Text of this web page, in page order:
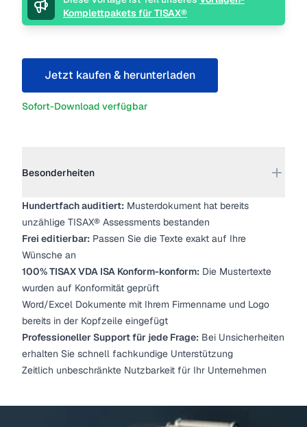
Komplettpakets für TISAX®
Jetzt kaufen & herunterladen
Sofort-Download verfügbar
Besonderheiten
Hundertfach auditiert: Musterdokument hat bereits
unzählige TISAX® Assessments bestanden
Frei editierbar: Passen Sie die Texte exakt auf Ihre
Wünsche an
100% TISAX VDA ISA Konform-konform: Die Mustertexte
wurden auf Konformität geprüft
Word/Excel Dokumente mit Ihrem Firmenname und Logo
bereits in der Kopfzeile eingefügt
Professioneller Support für jede Frage: Bei Unsicherheiten
erhalten Sie schnell fachkundige Unterstützung
Zeitlich unbeschränkte Nutzbarkeit für Ihr Unternehmen